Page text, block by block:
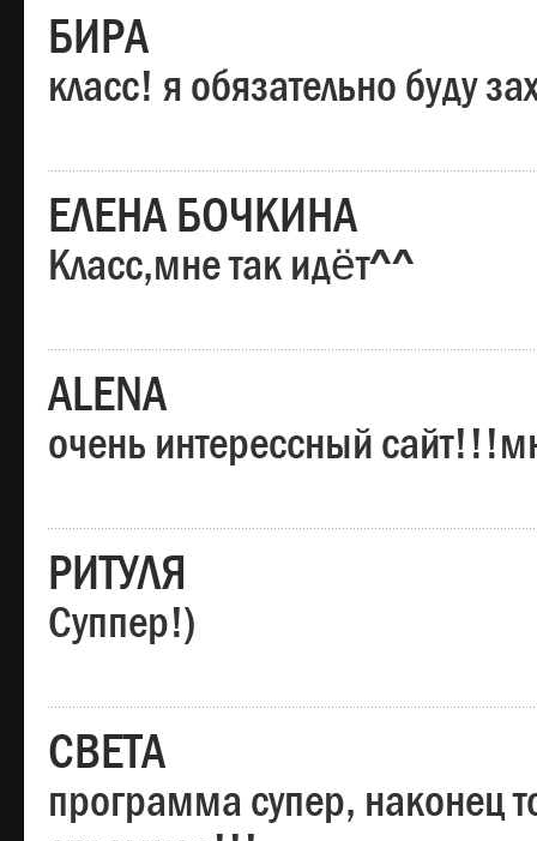
БИРА
класс! я обязательно буду
ЕЛЕНА БОЧКИНА
Класс,мне так идёт^^
ALENA
очень интерессный
РИТУЛЯ
Суппер!)
СВЕТА
программа супер, наконец